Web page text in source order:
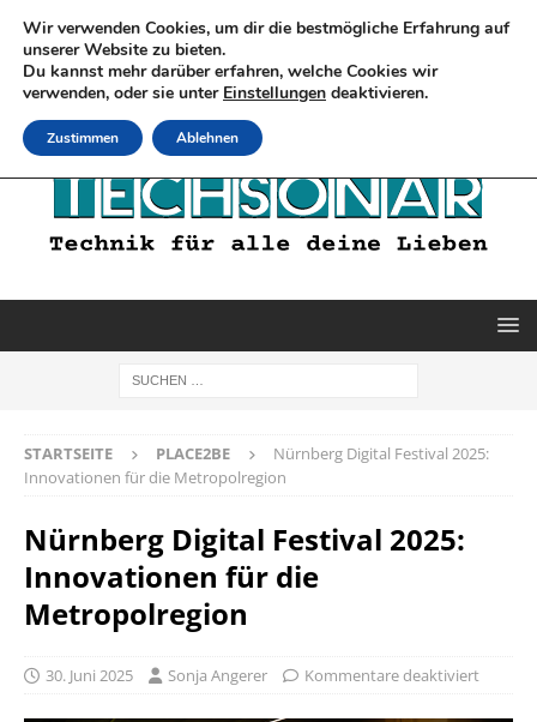
STARTSEITE PLACE2BE
Nürnberg Digital Festival 2025:
Innovationen für die Metropolregion
Nürnberg Digital Festival 2025:
Innovationen für die
Metropolregion
30. Juni 2025 Sonja Angerer Kommentare deaktiviert
Wir verwenden Cookies, um dir die bestmögliche Erfahrung auf
unserer Website zu bieten.
Du kannst mehr darüber erfahren, welche Cookies wir
verwenden, oder sie unter Einstellungen deaktivieren.
Zustimmen Ablehnen